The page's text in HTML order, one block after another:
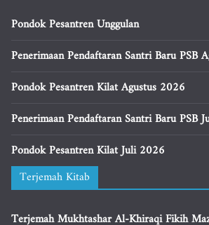
Pondok Pesantren Unggulan
Penerimaan Pendaftaran Santri Baru PSB
Pondok Pesantren Kilat Agustus 2026
Penerimaan Pendaftaran Santri Baru PSB
Pondok Pesantren Kilat Juli 2026
Terjemah Kitab
Terjemah Mukhtashar Al-Khiraqi Fikih